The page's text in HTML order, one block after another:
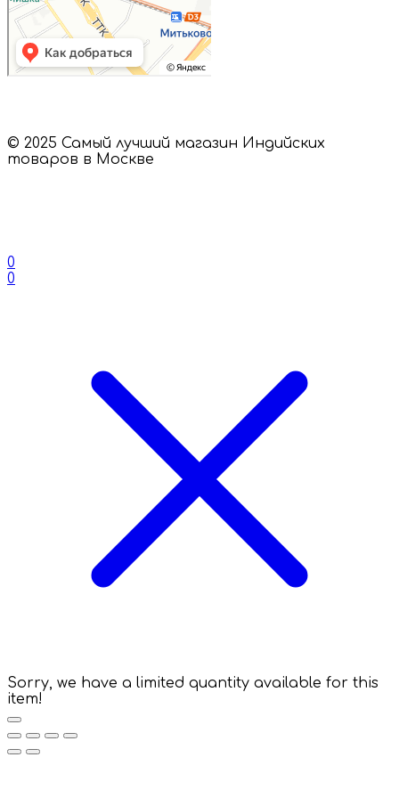
© 2025 Самый лучший магазин Индийских
товаров в Москве
0
0
Sorry, we have a limited quantity available for this
item!